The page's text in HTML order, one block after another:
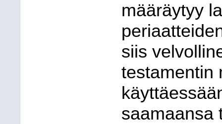
määräytyy
siis
testamentin
saamaansa